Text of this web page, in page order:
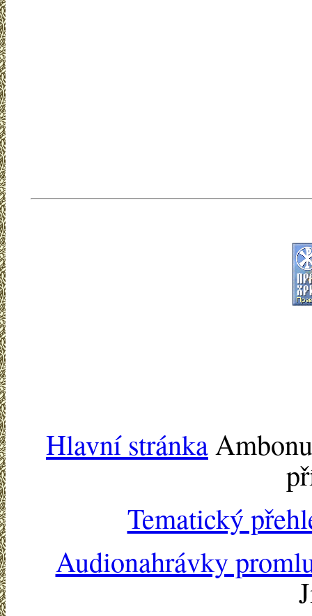
Hlavní stránka
Tematický
Audionahrávky